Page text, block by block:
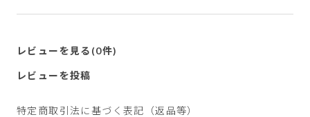
レビューを見る(0件)
レビューを投稿
特定商取引法に基づく表記（返品等）